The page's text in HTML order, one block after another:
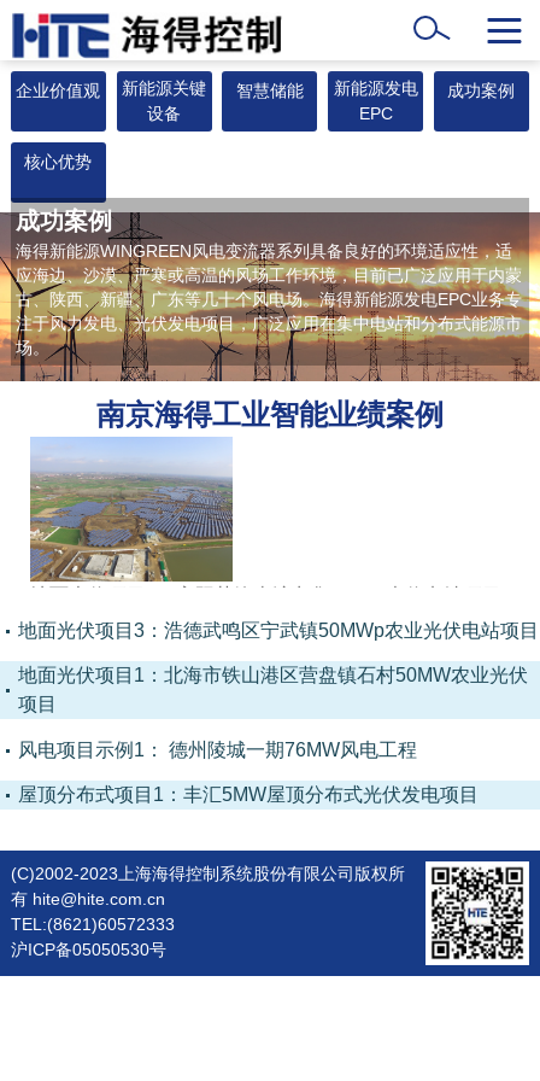
企业价值观
新能源关键
设备
智慧储能
新能源发电
EPC
成功案例
核心优势
成功案例
海得新能源WINGREEN风电变流器系列具备良好的环境适应性，适
应海边、沙漠、严寒或高温的风场工作环境，目前已广泛应用于内蒙
古、陕西、新疆、广东等几十个风电场。海得新能源发电EPC业务专
注于风力发电、光伏发电项目，广泛应用在集中电站和分布式能源市
场。
南京海得工业智能业绩案例
地面光伏项目3：浩德武鸣区宁武镇50MWp农业光伏电站项目
地面光伏项目1：北海市铁山港区营盘镇石村50MW农业光伏
项目
风电项目示例1： 德州陵城一期76MW风电工程
屋顶分布式项目1：丰汇5MW屋顶分布式光伏发电项目
(C)2002-2023上海海得控制系统股份有限公司版权所
有 hite@hite.com.cn
TEL:(8621)60572333
沪ICP备05050530号